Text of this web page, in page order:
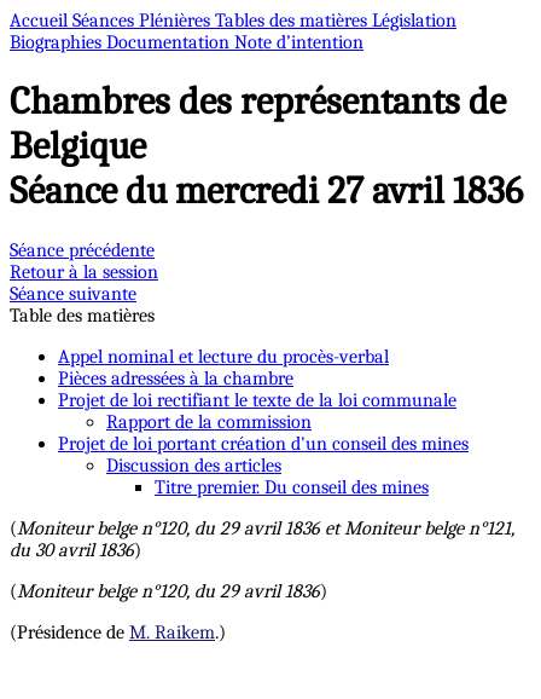
Accueil Séances Plénières Tables des matières Législation
Biographies Documentation Note d’intention
Chambres des représentants de
Belgique
Séance du mercredi 27 avril 1836
Séance précédente
Retour à la session
Séance suivante
Table des matières
Appel nominal et lecture du procès-verbal
Pièces adressées à la chambre
Projet de loi rectifiant le texte de la loi communale
Rapport de la commission
Projet de loi portant création d'un conseil des mines
Discussion des articles
Titre premier. Du conseil des mines
(Moniteur belge n°120, du 29 avril 1836 et Moniteur belge n°121,
du 30 avril 1836)
(Moniteur belge n°120, du 29 avril 1836)
(Présidence de M. Raikem.)